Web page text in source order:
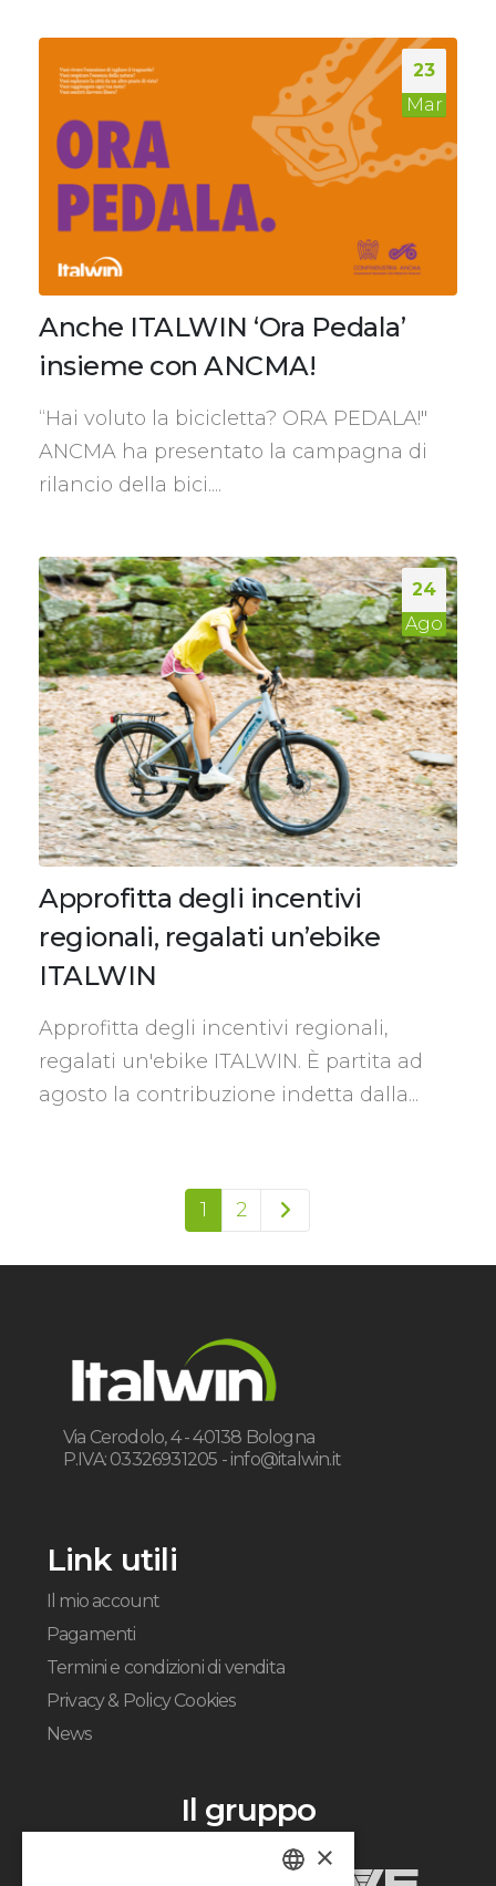
23
Mar
Anche ITALWIN ‘Ora Pedala’
insieme con ANCMA!
“Hai voluto la bicicletta? ORA PEDALA!"
ANCMA ha presentato la campagna di
rilancio della bici....
24
Ago
Approfitta degli incentivi
regionali, regalati un’ebike
ITALWIN
Approfitta degli incentivi regionali,
regalati un'ebike ITALWIN. È partita ad
agosto la contribuzione indetta dalla...
1 2
Via Cerodolo, 4 - 40138 Bologna
P.IVA: 03326931205 - info@italwin.it
Link utili
Il mio account
Pagamenti
Termini e condizioni di vendita
Privacy & Policy Cookies
News
Il gruppo
×